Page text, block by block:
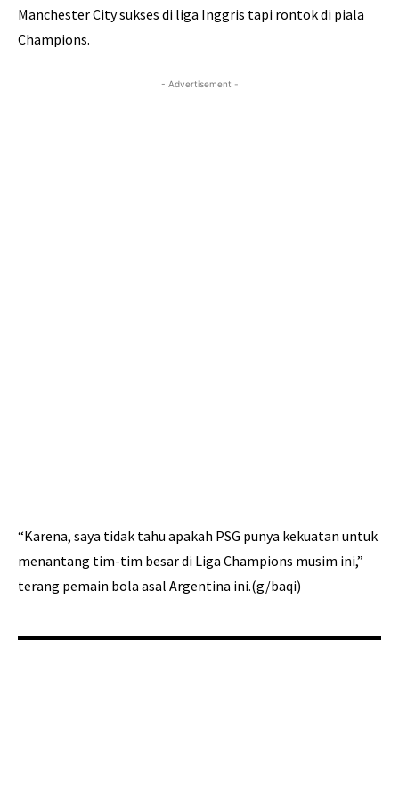
Manchester City sukses di liga Inggris tapi rontok di piala
Champions.
- Advertisement -
“Karena, saya tidak tahu apakah PSG punya kekuatan untuk
menantang tim-tim besar di Liga Champions musim ini,”
terang pemain bola asal Argentina ini.(g/baqi)